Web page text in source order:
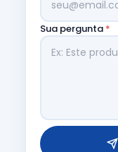
Sua pergunta *